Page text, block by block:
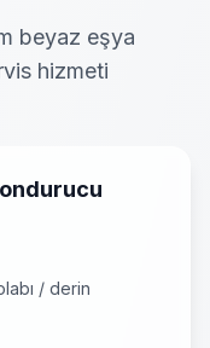
beyaz eşya
hizmeti
/ derin